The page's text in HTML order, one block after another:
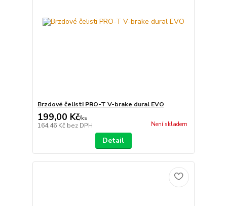
Brzdové čelisti PRO-T V-brake dural EVO
199,00 Kč/ks
164,46 Kč bez DPH Není skladem
Detail